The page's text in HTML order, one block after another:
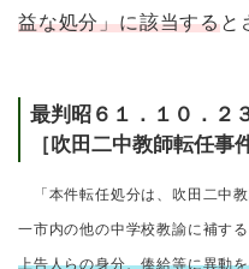
益な処分」に該当すると
最判昭６１．１０．２
［吹田二中教師転任事
「本件転任処分は、吹田二中
一市内の他の中学校教諭に補す
上告人らの身分、俸給等に異動